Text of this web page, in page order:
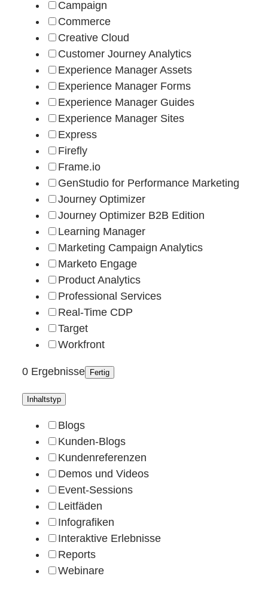
Campaign
Commerce
Creative Cloud
Customer Journey Analytics
Experience Manager Assets
Experience Manager Forms
Experience Manager Guides
Experience Manager Sites
Express
Firefly
Frame.io
GenStudio for Performance Marketing
Journey Optimizer
Journey Optimizer B2B Edition
Learning Manager
Marketing Campaign Analytics
Marketo Engage
Product Analytics
Professional Services
Real-Time CDP
Target
Workfront
0 Ergebnisse Fertig
Inhaltstyp
Blogs
Kunden-Blogs
Kundenreferenzen
Demos und Videos
Event-Sessions
Leitfäden
Infografiken
Interaktive Erlebnisse
Reports
Webinare